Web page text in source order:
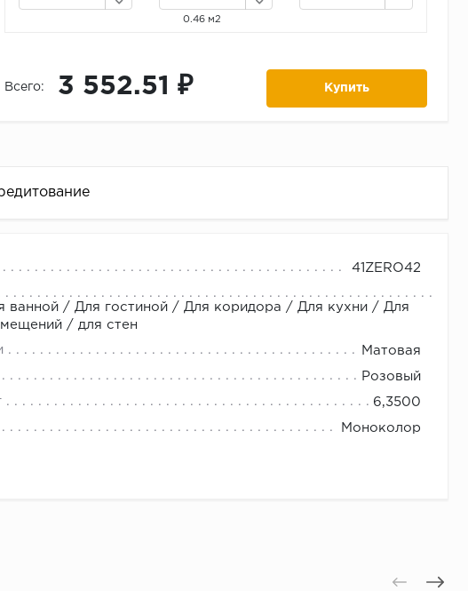
0.46 м2
Всего: 3 552.51 ₽ Купить
41ZERO42
ванной / Для гостиной / Для коридора / Для кухни / Для
/ для стен
Матовая
Розовый
6,3500
Моноколор